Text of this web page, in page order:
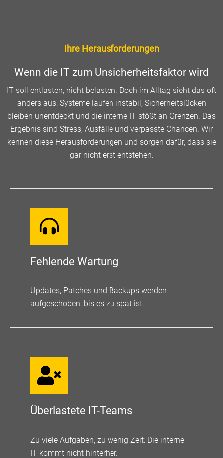
Ihre Herausforderungen
Wenn die IT zum Unsicherheitsfaktor wird
IT soll entlasten, nicht belasten. Doch im Alltag sieht das oft
anders aus: Systeme laufen instabil, Sicherheitslücken
bleiben unentdeckt und die interne IT stößt an Grenzen. Das
Ergebnis sind Stress, Ausfälle und verpasste Chancen. Wir
kennen diese Herausforderungen und sorgen dafür, dass sie
gar nicht erst entstehen.
Fehlende Wartung
Updates, Patches und Backups werden
aufgeschoben, bis es zu spät ist.
Überlastete IT-Teams
Zu viele Aufgaben, zu wenig Zeit: Die interne
IT kommt nicht hinterher.